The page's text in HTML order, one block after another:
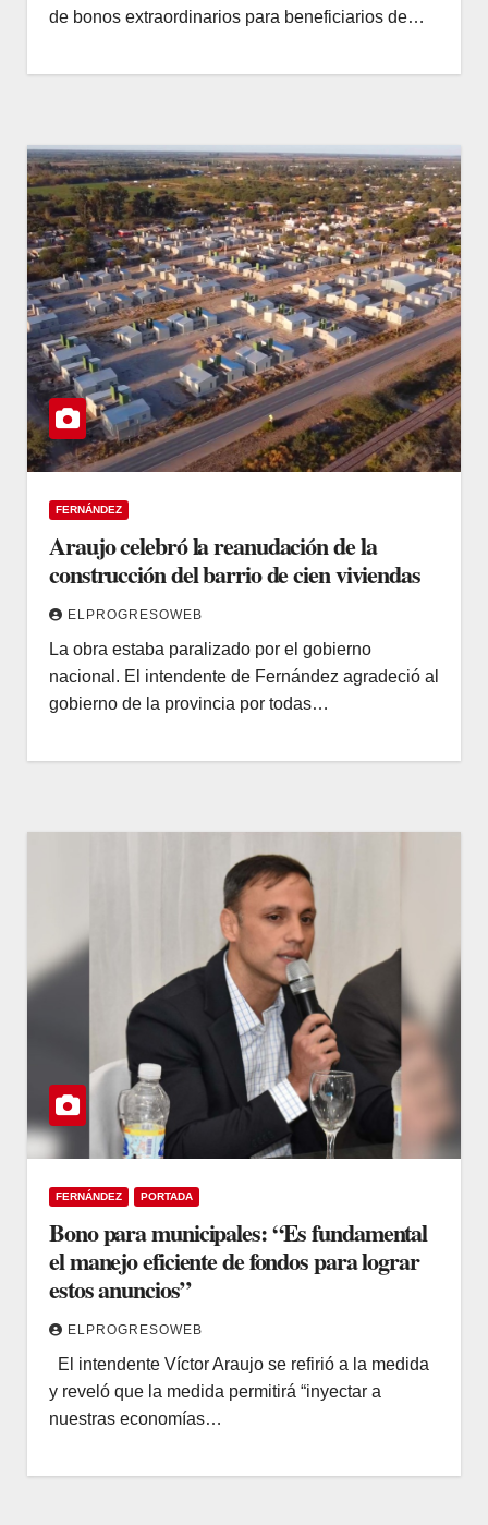
de bonos extraordinarios para beneficiarios de…
FERNÁNDEZ
Araujo celebró la reanudación de la
construcción del barrio de cien viviendas
ELPROGRESOWEB
La obra estaba paralizado por el gobierno
nacional. El intendente de Fernández agradeció al
gobierno de la provincia por todas…
FERNÁNDEZ PORTADA
Bono para municipales: “Es fundamental
el manejo eficiente de fondos para lograr
estos anuncios”
ELPROGRESOWEB
El intendente Víctor Araujo se refirió a la medida
y reveló que la medida permitirá “inyectar a
nuestras economías…